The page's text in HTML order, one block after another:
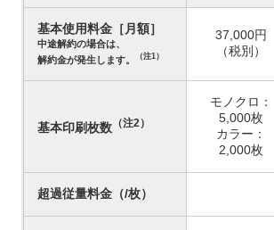
基本使用料金［月額］
中途解約の場合は、
解約金が発生します。
（注1）
37,000円
（税別）
基本印刷枚数（注2）
モノクロ：
5,000枚
カラー：
2,000枚
超過従量料金（/枚）